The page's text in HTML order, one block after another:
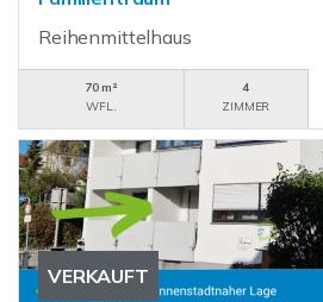
Reihenmittelhaus
70 m²
WFL.
4
ZIMMER
VERKAUFT